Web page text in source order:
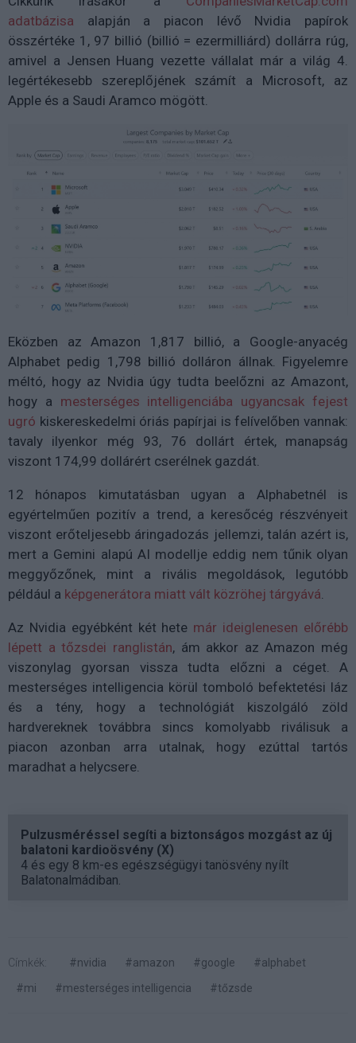
adatbázisa alapján a piacon lévő Nvidia papírok
összértéke 1, 97 billió (billió = ezermilliárd) dollárra rúg,
amivel a Jensen Huang vezette vállalat már a világ 4.
legértékesebb szereplőjének számít a Microsoft, az
Apple és a Saudi Aramco mögött.
Eközben az Amazon 1,817 billió, a Google-anyacég
Alphabet pedig 1,798 billió dolláron állnak. Figyelemre
méltó, hogy az Nvidia úgy tudta beelőzni az Amazont,
hogy a mesterséges intelligenciába ugyancsak fejest
ugró kiskereskedelmi óriás papírjai is felívelőben vannak:
tavaly ilyenkor még 93, 76 dollárt értek, manapság
viszont 174,99 dollárért cserélnek gazdát.
12 hónapos kimutatásban ugyan a Alphabetnél is
egyértelműen pozitív a trend, a keresőcég részvényeit
viszont erőteljesebb áringadozás jellemzi, talán azért is,
mert a Gemini alapú AI modellje eddig nem tűnik olyan
meggyőzőnek, mint a rivális megoldások, legutóbb
például a képgenerátora miatt vált közröhej tárgyává
Az Nvidia egyébként két hete már ideiglenesen előrébb
lépett a tőzsdei ranglistán, ám akkor az Amazon még
viszonylag gyorsan vissza tudta előzni a céget. A
mesterséges intelligencia körül tomboló befektetési láz
és a tény, hogy a technológiát kiszolgáló zöld
hardvereknek továbbra sincs komolyabb riválisuk a
piacon azonban arra utalnak, hogy ezúttal tartós
maradhat a helycsere.
Pulzusméréssel segíti a biztonságos mozgást az új
balatoni kardioösvény (X)
4 és egy 8 km-es egészségügyi tanösvény nyílt
Balatonalmádiban.
Címkék: #nvidia #amazon #google
#alphabet
#mi
#mesterséges intelligencia #tőzsde